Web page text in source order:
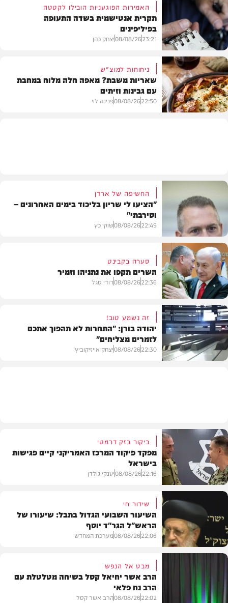
המשב"ק
חדשות
האמירות הפוגעניות הובילו לקטטה
תקרית אנטישמית בשדה התעופה
בפיליפינים
23:21
08/08/26יצחק כהן
ניחוחות למוצ"ש
שאריות משבת? מאפה חלה מלוח במחבת
עם גבינות וזיתים
22:50
08/08/26פנינה לוי
חדשות
החשיפה של ארדן
"הציעו לי שריון בליכוד בימים האחרונים –
וסירבתי"
22:49
08/08/26שוקי כץ
מדיני
סערה בקבינט
השרים תקפו את נתניהו וזמיר
22:36
08/08/26דודי סגל
זה נשמע טוב!
יהודה בורן: "התחרות לא תהפוך אתכם
לזמרים מצליחים"
22:30
08/08/26יצחק אייזיקוביץ'
חדשות
ביקור בזק דרמטי
מפקד פיקוד המרכז האמריקני קיים פגישות
בישראל
22:16
08/08/26יענקי גולדן
וידאו
שידור חי
השיעור השבועי הגדול בתבל: שיעורו של
הראש"ל הגר"ד יוסף
22:06
08/08/26מערכת המחדש
מבט אל הנפש
הרב אשר יחיאל קסל בשיחה מטלטלת עם
הרב נח פלאי
22:02
08/08/26הרב אשר קסל